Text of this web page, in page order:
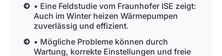
• Eine Feldstudie vom Fraunhofer ISE zeigt:
Auch im Winter heizen Wärmepumpen
zuverlässig und effizient.
• Mögliche Probleme können durch
Wartung, korrekte Einstellungen und freie